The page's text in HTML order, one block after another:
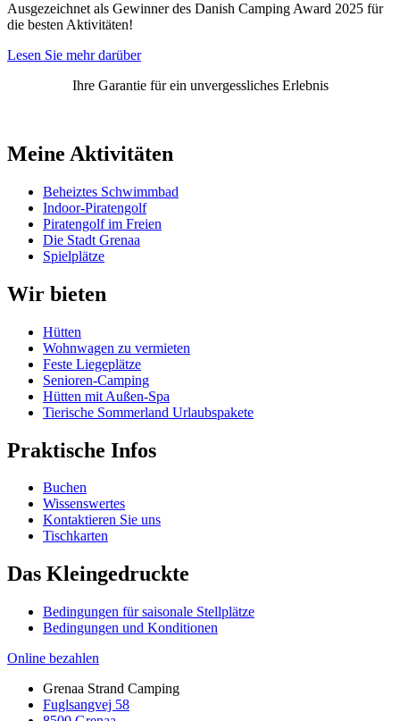
Ausgezeichnet als Gewinner des Danish Camping Award 2025 für
die besten Aktivitäten!
Lesen Sie mehr darüber
Ihre Garantie für ein unvergessliches Erlebnis
Meine Aktivitäten
Beheiztes Schwimmbad
Indoor-Piratengolf
Piratengolf im Freien
Die Stadt Grenaa
Spielplätze
Wir bieten
Hütten
Wohnwagen zu vermieten
Feste Liegeplätze
Senioren-Camping
Hütten mit Außen-Spa
Tierische Sommerland Urlaubspakete
Praktische Infos
Buchen
Wissenswertes
Kontaktieren Sie uns
Tischkarten
Das Kleingedruckte
Bedingungen für saisonale Stellplätze
Bedingungen und Konditionen
Online bezahlen
Grenaa Strand Camping
Fuglsangvej 58